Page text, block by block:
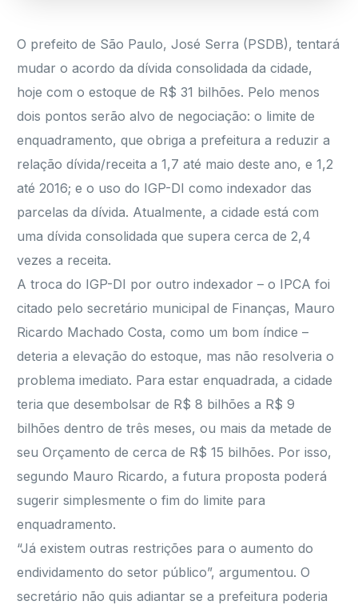
O prefeito de São Paulo, José Serra (PSDB), tentará
mudar o acordo da dívida consolidada da cidade,
hoje com o estoque de R$ 31 bilhões. Pelo menos
dois pontos serão alvo de negociação: o limite de
enquadramento, que obriga a prefeitura a reduzir a
relação dívida/receita a 1,7 até maio deste ano, e 1,2
até 2016; e o uso do IGP-DI como indexador das
parcelas da dívida. Atualmente, a cidade está com
uma dívida consolidada que supera cerca de 2,4
vezes a receita.
A troca do IGP-DI por outro indexador – o IPCA foi
citado pelo secretário municipal de Finanças, Mauro
Ricardo Machado Costa, como um bom índice –
deteria a elevação do estoque, mas não resolveria o
problema imediato. Para estar enquadrada, a cidade
teria que desembolsar de R$ 8 bilhões a R$ 9
bilhões dentro de três meses, ou mais da metade de
seu Orçamento de cerca de R$ 15 bilhões. Por isso,
segundo Mauro Ricardo, a futura proposta poderá
sugerir simplesmente o fim do limite para
enquadramento.
“Já existem outras restrições para o aumento do
endividamento do setor público”, argumentou. O
secretário não quis adiantar se a prefeitura poderia